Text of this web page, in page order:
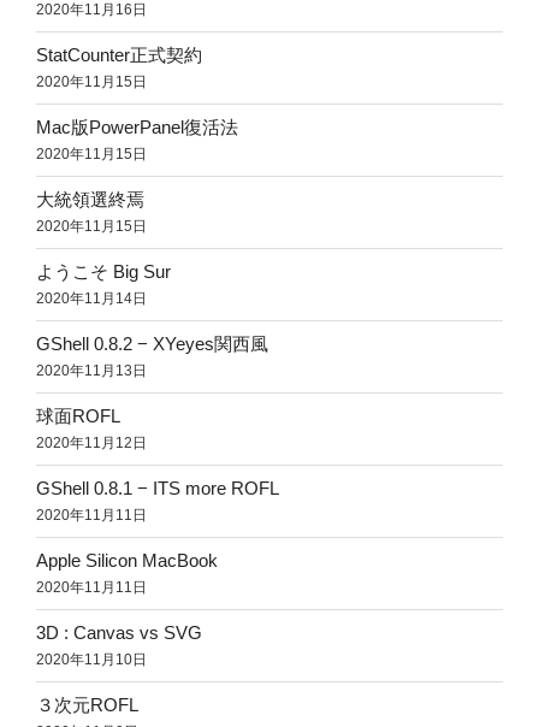
2020年11月16日
StatCounter正式契約
2020年11月15日
Mac版PowerPanel復活法
2020年11月15日
大統領選終焉
2020年11月15日
ようこそ Big Sur
2020年11月14日
GShell 0.8.2 − XYeyes関西風
2020年11月13日
球面ROFL
2020年11月12日
GShell 0.8.1 − ITS more ROFL
2020年11月11日
Apple Silicon MacBook
2020年11月11日
3D : Canvas vs SVG
2020年11月10日
３次元ROFL